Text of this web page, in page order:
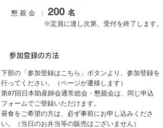
懇 親 会 ： 200 名
※定員に達し次第、受付を終了します。
参加登録の方法
下部の「参加登録はこちら」ボタンより、参加登録を
行ってください。（ページが遷移します）
第97回日本助産師会通常総会・懇親会は、同じ申込
フォームでご登録いただけます。​
​昼食をご希望の方は、必ず事前にお申し込みくださ
い。（当日のお弁当等の販売はございません）